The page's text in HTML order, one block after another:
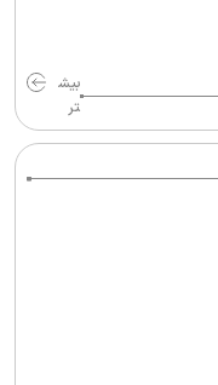
بیش
تر